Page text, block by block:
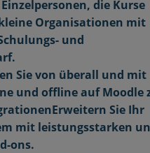
die Kurse
Organisationen mit
und
Sie von überall und mit
und offline auf Moodle
Erweitern Sie Ihr
mit leistungsstarken
ons.